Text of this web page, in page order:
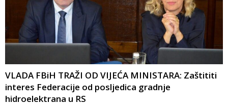
VLADA FBiH TRAŽI OD VIJEĆA MINISTARA: Zaštititi
interes Federacije od posljedica gradnje
hidroelektrana u RS